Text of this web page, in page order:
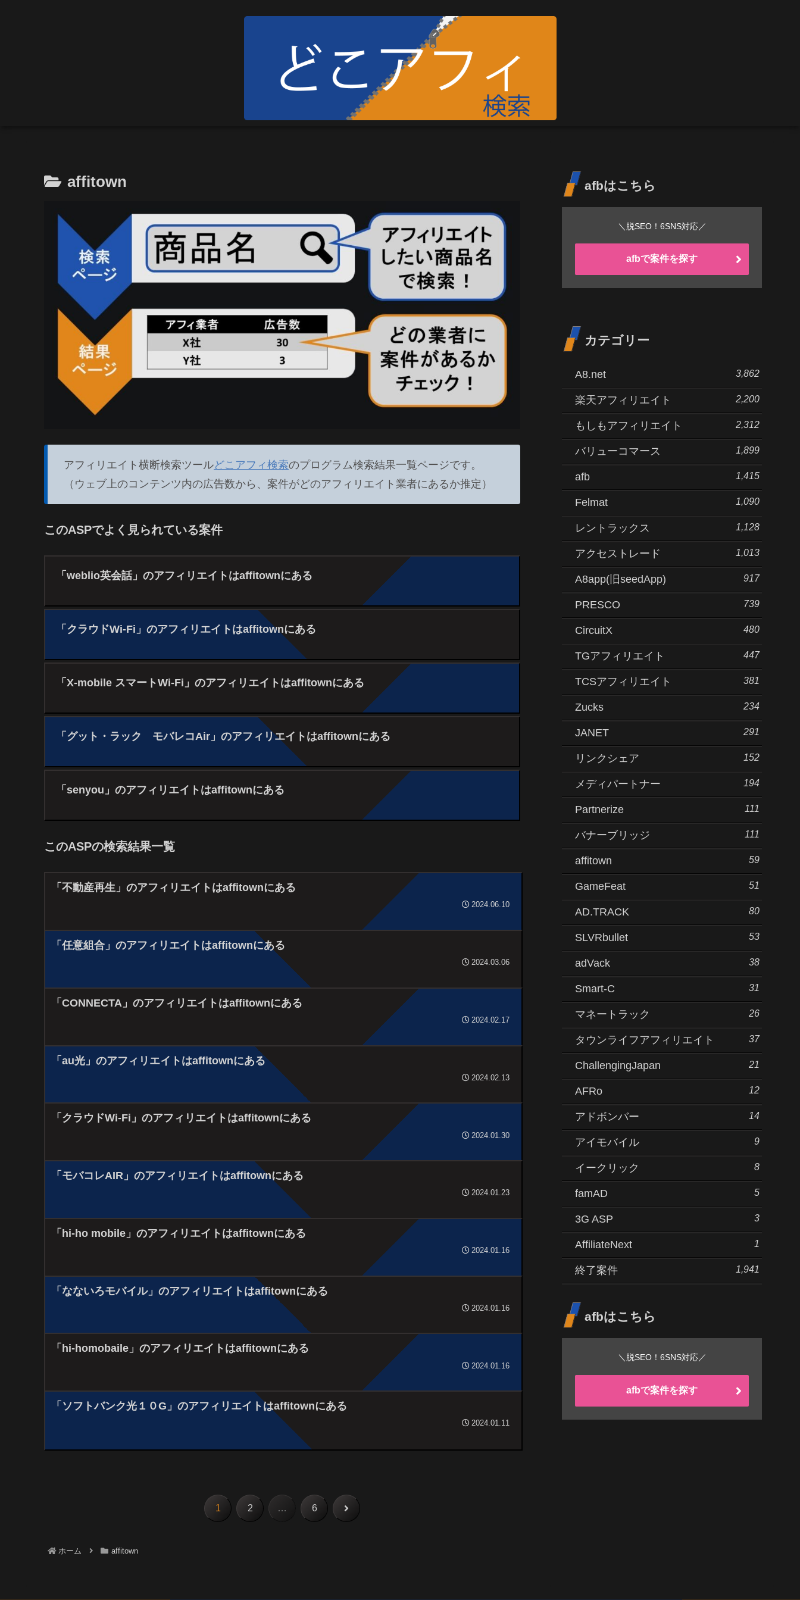
affitown
アフィリエイト横断検索ツールどこアフィ検索のプログラム検索結果一覧ページです。
（ウェブ上のコンテンツ内の広告数から、案件がどのアフィリエイト業者にあるか推定）
このASPでよく見られている案件
「weblio英会話」のアフィリエイトはaffitownにある
「クラウドWi-Fi」のアフィリエイトはaffitownにある
「X-mobile スマートWi-Fi」のアフィリエイトはaffitownにある
「グット・ラック モバレコAir」のアフィリエイトはaffitownにある
「senyou」のアフィリエイトはaffitownにある
このASPの検索結果一覧
「不動産再生」のアフィリエイトはaffitownにある
2024.06.10
「任意組合」のアフィリエイトはaffitownにある
2024.03.06
「CONNECTA」のアフィリエイトはaffitownにある
2024.02.17
「au光」のアフィリエイトはaffitownにある
2024.02.13
「クラウドWi-Fi」のアフィリエイトはaffitownにある
2024.01.30
「モバコレAIR」のアフィリエイトはaffitownにある
2024.01.23
「hi-ho mobile」のアフィリエイトはaffitownにある
2024.01.16
「なないろモバイル」のアフィリエイトはaffitownにある
2024.01.16
「hi-homobaile」のアフィリエイトはaffitownにある
2024.01.16
「ソフトバンク光１０G」のアフィリエイトはaffitownにある
2024.01.11
1 2 … 6 次
ホーム affitown
afbはこちら
＼脱SEO！6SNS対応／
afbで案件を探す
カテゴリー
A8.net 3,862
楽天アフィリエイト 2,200
もしもアフィリエイト 2,312
バリューコマース 1,899
afb 1,415
Felmat 1,090
レントラックス 1,128
アクセストレード 1,013
A8app(旧seedApp) 917
PRESCO 739
CircuitX 480
TGアフィリエイト 447
TCSアフィリエイト 381
Zucks 234
JANET 291
リンクシェア 152
メディパートナー 194
Partnerize 111
バナーブリッジ 111
affitown 59
GameFeat 51
AD.TRACK 80
SLVRbullet 53
adVack 38
Smart-C 31
マネートラック 26
タウンライフアフィリエイト 37
ChallengingJapan 21
AFRo 12
アドボンバー 14
アイモバイル 9
イークリック 8
famAD 5
3G ASP 3
AffiliateNext 1
終了案件 1,941
afbはこちら
＼脱SEO！6SNS対応／
afbで案件を探す